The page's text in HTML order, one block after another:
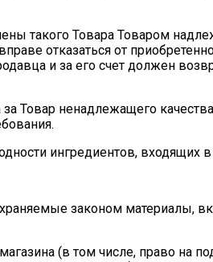
такого Товара Товаром
отказаться от
и за его счет должен
Товар ненадлежащего
ингредиентов, входящих в
законом материалы,
(в том числе, право на